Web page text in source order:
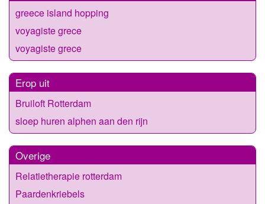
greece island hopping
voyagiste grece
voyagiste grece
Erop uit
Bruiloft Rotterdam
sloep huren alphen aan den rijn
Overige
Relatietherapie rotterdam
Paardenkriebels